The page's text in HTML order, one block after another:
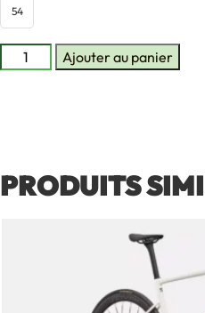
54
quantité
de
Ajouter au panier
PRODUITS